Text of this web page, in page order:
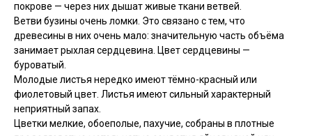
покрове — через них дышат живые ткани ветвей.
Ветви бузины очень ломки. Это связано с тем, что
древесины в них очень мало: значительную часть объёма
занимает рыхлая сердцевина. Цвет сердцевины —
буроватый.
Молодые листья нередко имеют тёмно-красный или
фиолетовый цвет. Листья имеют сильный характерный
неприятный запах.
Цветки мелкие, обоеполые, пахучие, собраны в плотные